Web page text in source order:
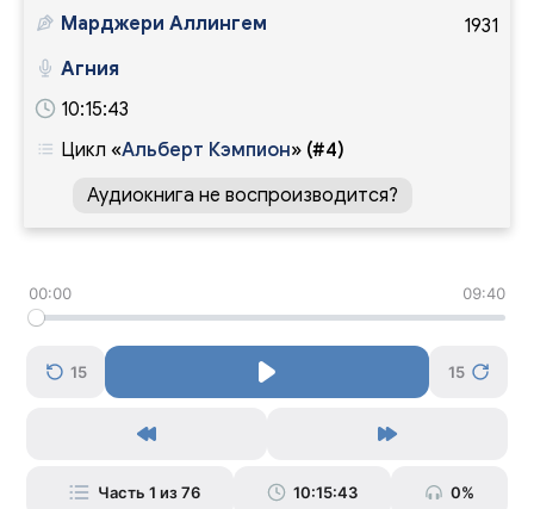
1931
Марджери Аллингем
Агния
10:15:43
Цикл «Альберт Кэмпион» (#4)
Аудиокнига не воспроизводится?
00:00 09:40
15 15
Часть 1 из 76 10:15:43 0%